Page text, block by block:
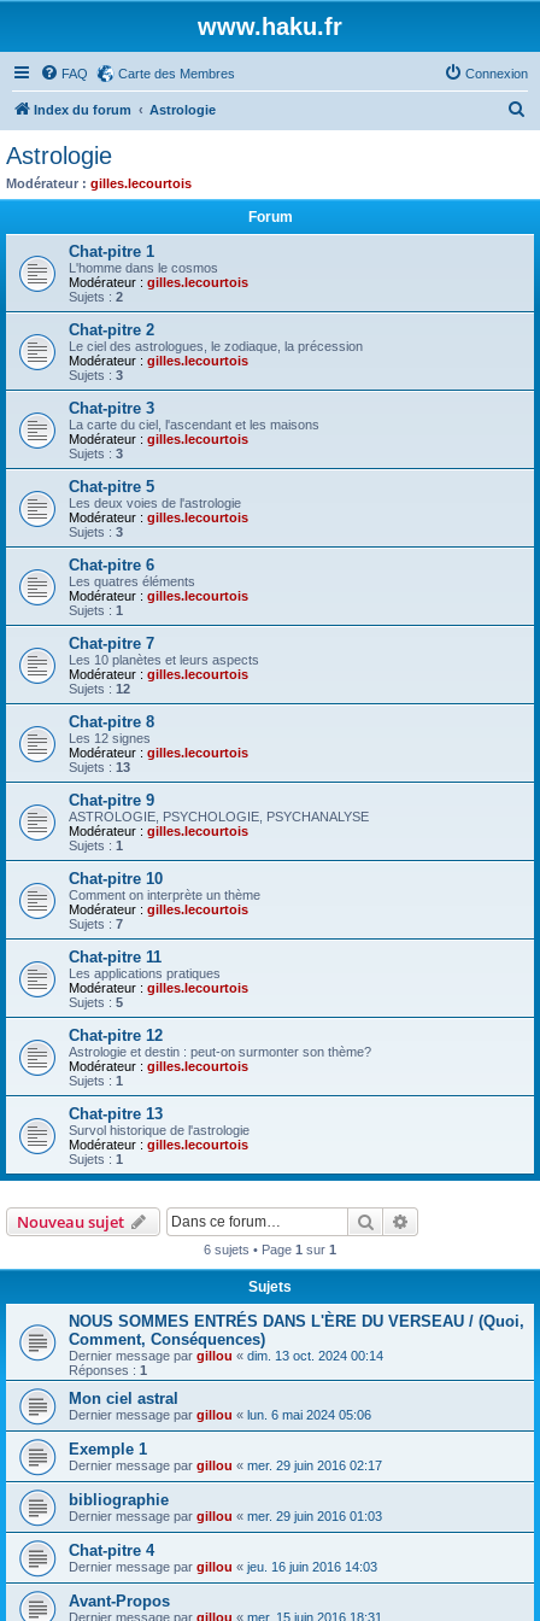
www.haku.fr
FAQ Carte des Membres Connexion
Index du forum Astrologie
h
Astrologie
Modérateur : gilles.lecourtois
Forum
Chat-pitre 1
L'homme dans le cosmos
Modérateur : gilles.lecourtois
Sujets : 2
Chat-pitre 2
Le ciel des astrologues, le zodiaque, la précession
Modérateur : gilles.lecourtois
Sujets : 3
Chat-pitre 3
La carte du ciel, l'ascendant et les maisons
Modérateur : gilles.lecourtois
Sujets : 3
Chat-pitre 5
Les deux voies de l'astrologie
Modérateur : gilles.lecourtois
Sujets : 3
Chat-pitre 6
Les quatres éléments
Modérateur : gilles.lecourtois
Sujets : 1
Chat-pitre 7
Les 10 planètes et leurs aspects
Modérateur : gilles.lecourtois
Sujets : 12
Chat-pitre 8
Les 12 signes
Modérateur : gilles.lecourtois
Sujets : 13
Chat-pitre 9
ASTROLOGIE, PSYCHOLOGIE, PSYCHANALYSE
Modérateur : gilles.lecourtois
Sujets : 1
Chat-pitre 10
Comment on interprète un thème
Modérateur : gilles.lecourtois
Sujets : 7
Chat-pitre 11
Les applications pratiques
Modérateur : gilles.lecourtois
Sujets : 5
Chat-pitre 12
Astrologie et destin : peut-on surmonter son thème?
Modérateur : gilles.lecourtois
Sujets : 1
Chat-pitre 13
Survol historique de l'astrologie
Modérateur : gilles.lecourtois
Sujets : 1
Nouveau sujet Rechercher
6 sujets • Page 1 sur 1
Sujets
NOUS SOMMES ENTRÉS DANS L'ÈRE DU VERSEAU / (Quoi,
Comment, Conséquences)
Dernier message par gillou « dim. 13 oct. 2024 00:14
Réponses : 1
Mon ciel astral
Dernier message par gillou « lun. 6 mai 2024 05:06
Exemple 1
Dernier message par gillou « mer. 29 juin 2016 02:17
bibliographie
Dernier message par gillou « mer. 29 juin 2016 01:03
Chat-pitre 4
Dernier message par gillou « jeu. 16 juin 2016 14:03
Avant-Propos
Dernier message par gillou « mer. 15 juin 2016 18:31